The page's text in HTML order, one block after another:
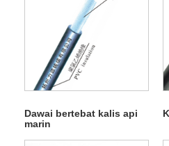
Dawai bertebat kalis api
marin